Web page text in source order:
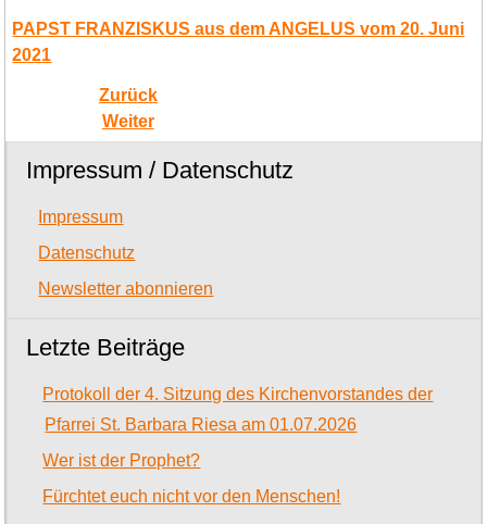
PAPST FRANZISKUS aus dem ANGELUS vom 20. Juni
2021
Zurück
Weiter
Impressum / Datenschutz
Impressum
Datenschutz
Newsletter abonnieren
Letzte Beiträge
Protokoll der 4. Sitzung des Kirchenvorstandes der
Pfarrei St. Barbara Riesa am 01.07.2026
Wer ist der Prophet?
Fürchtet euch nicht vor den Menschen!